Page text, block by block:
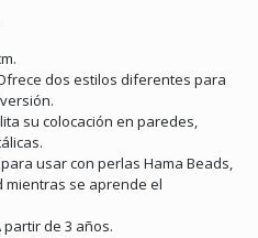
dos estilos diferentes para
su colocación en paredes,
usar con perlas Hama Beads,
se aprende el
partir de 3 años.